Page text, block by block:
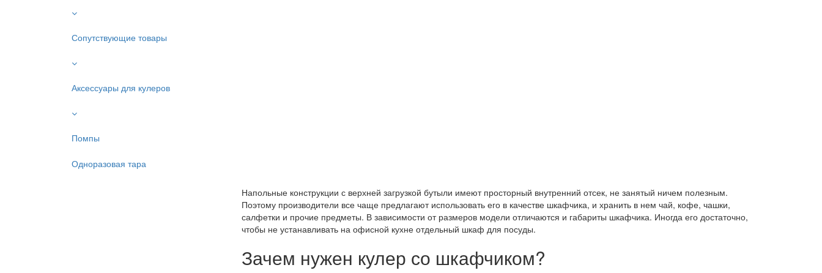
Сопутствующие товары
Аксессуары для кулеров
Помпы
Одноразовая тара
Напольные конструкции с верхней загрузкой бутыли имеют просторный внутренний отсек, не занятый ничем полезным.
Поэтому производители все чаще предлагают использовать его в качестве шкафчика, и хранить в нем чай, кофе, чашки,
салфетки и прочие предметы. В зависимости от размеров модели отличаются и габариты шкафчика. Иногда его достаточно,
чтобы не устанавливать на офисной кухне отдельный шкаф для посуды.
Зачем нужен кулер со шкафчиком?